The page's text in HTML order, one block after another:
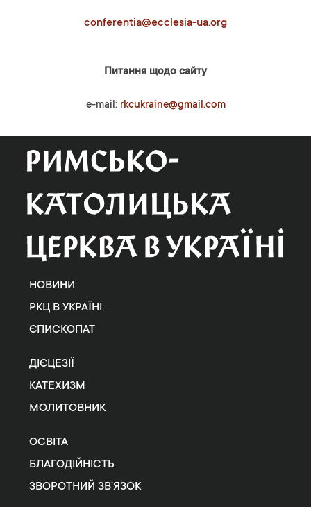
conferentia@ecclesia-ua.org
Питання щодо сайту
e-mail: rkcukraine@gmail.com
НОВИНИ
РКЦ В УКРАЇНІ
ЄПИСКОПАТ
ДІЄЦЕЗІЇ
КАТЕХИЗМ
МОЛИТОВНИК
ОСВІТА
БЛАГОДІЙНІСТЬ
ЗВОРОТНИЙ ЗВ’ЯЗОК